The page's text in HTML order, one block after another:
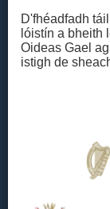
D'fhéadfadh
lóistín a bheith
Oideas Gael
istigh de